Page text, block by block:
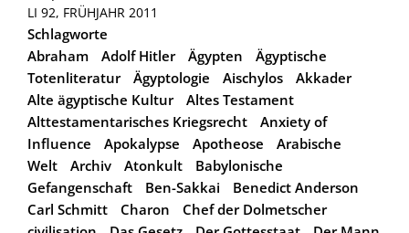
LI 92, FRÜHJAHR 2011
Schlagworte
Abraham
Adolf Hitler Ägypten
Ägyptische
Totenliteratur
Ägyptologie Aischylos
Akkader
Alte ägyptische Kultur
Altes Testament
Alttestamentarisches Kriegsrecht
Anxiety of
Influence
Apokalypse Apotheose
Arabische
Welt
Archiv Atonkult
Babylonische
Gefangenschaft
Ben-Sakkai
Benedict Anderson
Carl Schmitt
Charon
Chef der Dolmetscher